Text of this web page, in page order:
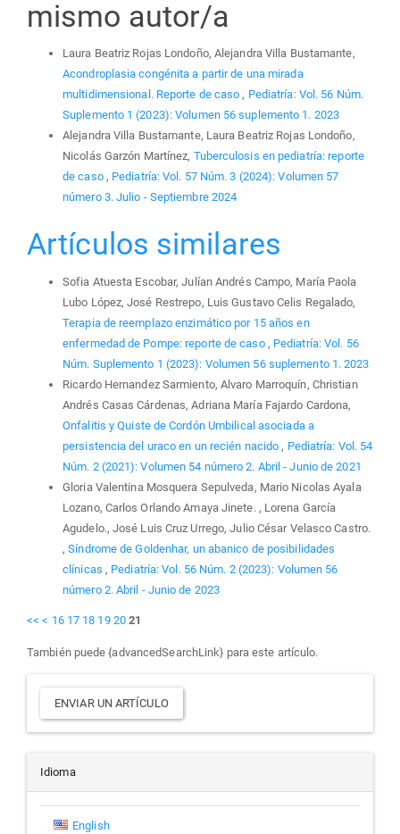
mismo autor/a
Laura Beatriz Rojas Londoño, Alejandra Villa Bustamante,
Acondroplasia congénita a partir de una mirada
multidimensional. Reporte de caso, Pediatría: Vol. 56 Núm.
Suplemento 1 (2023): Volumen 56 suplemento 1. 2023
Alejandra Villa Bustamante, Laura Beatriz Rojas Londoño,
Nicolás Garzón Martínez, Tuberculosis en pediatría: reporte
de caso , Pediatría: Vol. 57 Núm. 3 (2024): Volumen 57
número 3. Julio - Septiembre 2024
Artículos similares
Sofia Atuesta Escobar, Julían Andrés Campo, María Paola
Lubo López, José Restrepo, Luis Gustavo Celis Regalado,
Terapia de reemplazo enzimático por 15 años en
enfermedad de Pompe: reporte de caso , Pediatría: Vol. 56
Núm. Suplemento 1 (2023): Volumen 56 suplemento 1. 2023
Ricardo Hernandez Sarmiento, Alvaro Marroquín, Christian
Andrés Casas Cárdenas, Adriana María Fajardo Cardona,
Onfalitis y Quiste de Cordón Umbilical asociada a
persistencia del uraco en un recién nacido , Pediatría: Vol. 54
Núm. 2 (2021): Volumen 54 número 2. Abril - Junio de 2021
Gloria Valentina Mosquera Sepulveda, Mario Nicolas Ayala
Lozano, Carlos Orlando Amaya Jinete. , Lorena García
Agudelo., José Luis Cruz Urrego, Julio César Velasco Castro.
,Síndrome de Goldenhar, un abanico de posibilidades
clínicas , Pediatría: Vol. 56 Núm. 2 (2023): Volumen 56
número 2. Abril - Junio de 2023
<< < 16 17 18 19 20 21
También puede {advancedSearchLink} para este artículo.
Enviar
un
artículo
ENVIAR UN ARTÍCULO
Idioma
English